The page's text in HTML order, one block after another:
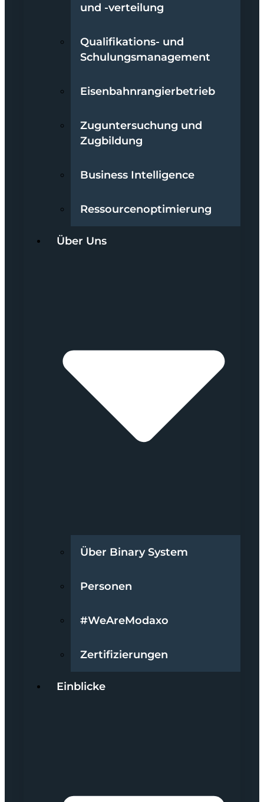
und -verteilung
Qualifikations- und
Schulungsmanagement
Eisenbahnrangierbetrieb
Zuguntersuchung und
Zugbildung
Business Intelligence
Ressourcenoptimierung
Über Uns
Über Binary System
Personen
#WeAreModaxo
Zertifizierungen
Einblicke